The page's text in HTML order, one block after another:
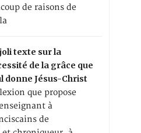
de raisons de
texte sur la
de la grâce que
donne Jésus-Christ
que propose
à
de